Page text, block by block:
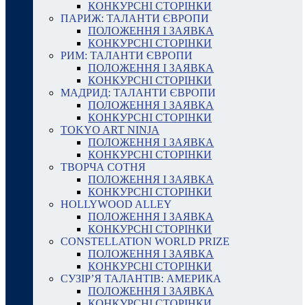
КОНКУРСНІ СТОРІНКИ
ПАРИЖ: ТАЛАНТИ ЄВРОПИ
ПОЛОЖЕННЯ І ЗАЯВКА
КОНКУРСНІ СТОРІНКИ
РИМ: ТАЛАНТИ ЄВРОПИ
ПОЛОЖЕННЯ І ЗАЯВКА
КОНКУРСНІ СТОРІНКИ
МАДРИД: ТАЛАНТИ ЄВРОПИ
ПОЛОЖЕННЯ І ЗАЯВКА
КОНКУРСНІ СТОРІНКИ
TOKYO ART NINJA
ПОЛОЖЕННЯ І ЗАЯВКА
КОНКУРСНІ СТОРІНКИ
ТВОРЧА СОТНЯ
ПОЛОЖЕННЯ І ЗАЯВКА
КОНКУРСНІ СТОРІНКИ
HOLLYWOOD ALLEY
ПОЛОЖЕННЯ І ЗАЯВКА
КОНКУРСНІ СТОРІНКИ
CONSTELLATION WORLD PRIZE
ПОЛОЖЕННЯ І ЗАЯВКА
КОНКУРСНІ СТОРІНКИ
СУЗІР’Я ТАЛАНТІВ: АМЕРИКА
ПОЛОЖЕННЯ І ЗАЯВКА